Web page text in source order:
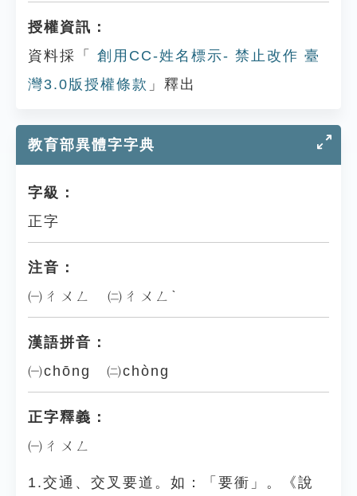
授權資訊：
資料採「
創用CC-姓名標示- 禁止改作 臺
灣3.0版授權條款 」釋出
教育部異體字字典
字級：
正字
注音：
㈠ㄔㄨㄥ ㈡ㄔㄨㄥˋ
漢語拼音：
㈠chōng ㈡chòng
正字釋義：
㈠ㄔㄨㄥ
1.交通、交叉要道。如：「要衝」。《說